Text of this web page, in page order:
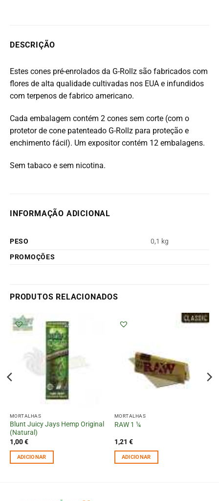
DESCRIÇÃO
Estes cones pré-enrolados da G-Rollz são fabricados com
flores de alta qualidade cultivadas nos EUA e infundidos
com terpenos de fabrico americano.
Cada embalagem contém 2 cones sem corte (com o
protetor de cone patenteado G-Rollz para proteção e
enchimento fácil). Um expositor contém 12 embalagens.
Sem tabaco e sem nicotina.
INFORMAÇÃO ADICIONAL
PESO
0,1 kg
PROMOÇÕES
PRODUTOS RELACIONADOS
MORTALHAS
Blunt Juicy Jays Hemp Original
(Natural)
1,00€
ADICIONAR
MORTALHAS
RAW 1 ¼
1,21 €
ADICIONAR